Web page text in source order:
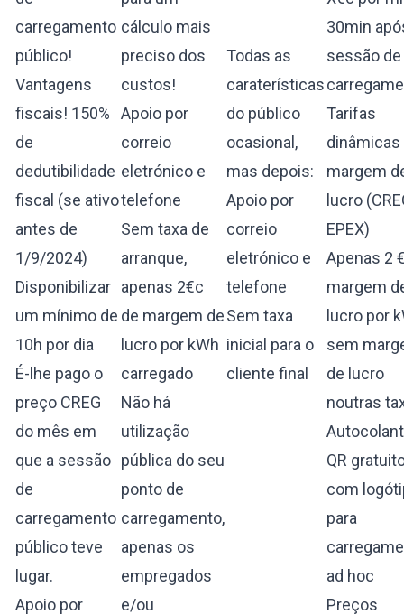
carregamento
público!
Vantagens
fiscais! 150%
de
dedutibilidade
fiscal (se ativo
antes de
1/9/2024)
Disponibilizar
um mínimo de
10h por dia
É-lhe pago o
preço CREG
do mês em
que a sessão
de
carregamento
público teve
lugar.
Apoio por
cálculo mais
preciso dos
custos!
Apoio por
correio
eletrónico e
telefone
Sem taxa de
arranque,
apenas 2€c
de margem de
lucro por kWh
carregado
Não há
utilização
pública do seu
ponto de
carregamento,
apenas os
empregados
e/ou
Todas as
caraterísticas
do público
ocasional,
mas depois:
Apoio por
correio
eletrónico e
telefone
Sem taxa
inicial para o
cliente final
30min
sessão de
Tarifas
margem
lucro
EPEX)
Apenas 2
margem
lucro por
sem
de lucro
noutras
QR
com
para
ad hoc
Preços